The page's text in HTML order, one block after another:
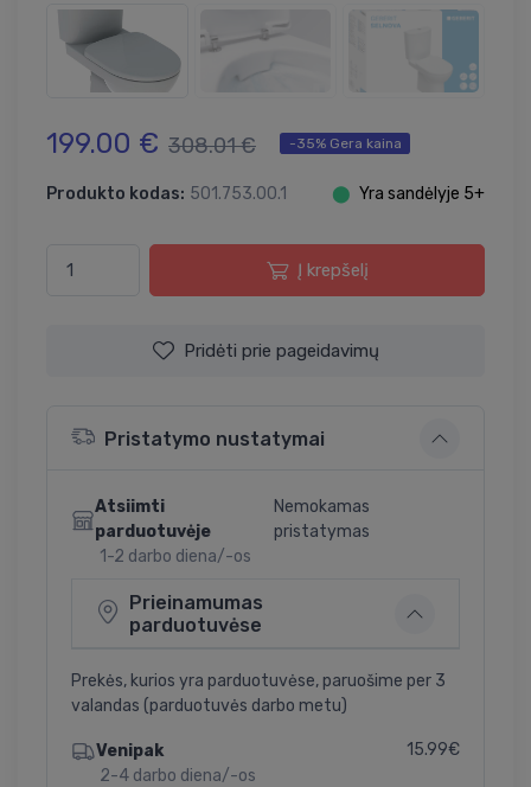
199.00 € 308.01 € -35% Gera kaina
Produkto kodas: 501.753.00.1 ⬤ Yra sandėlyje 5+
Į krepšelį
Pridėti prie pageidavimų
Pristatymo nustatymai
Atsiimti
parduotuvėje
1-2 darbo diena/-os
Nemokamas
pristatymas
Prieinamumas
parduotuvėse
Prekės, kurios yra parduotuvėse, paruošime per 3
valandas (parduotuvės darbo metu)
Venipak
2-4 darbo diena/-os
15.99€